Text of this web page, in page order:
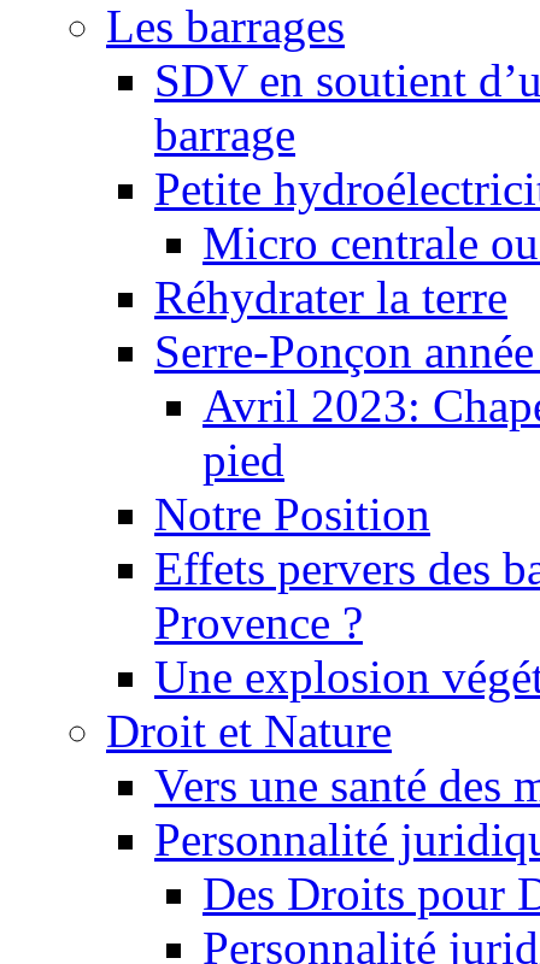
Les barrages
SDV en soutient
barrage
Petite
Micro centrale
Réhydrater la terre
Serre-Ponçon
Avril 2023:
pied
Notre Position
Effets pervers des
Provence ?
Une explosion
Droit et Nature
Vers une santé des
Personnalité
Des Droits pour
Personnalité